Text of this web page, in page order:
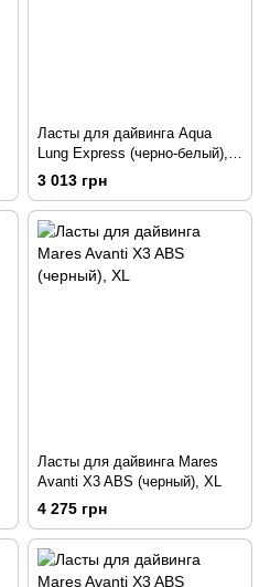
Ласты для дайвинга Aqua
Lung Express (черно-белый),
38-39
3 013 грн
Ласты для дайвинга Mares
Avanti X3 ABS (черный), XL
4 275 грн